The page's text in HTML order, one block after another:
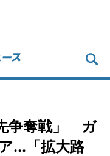
争奪戦」 ガ
...「拡大路